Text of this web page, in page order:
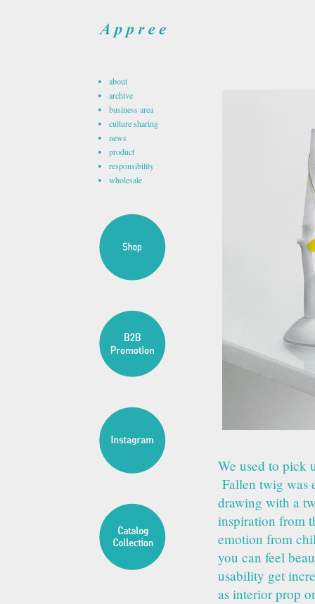
We used to pick
Fallen twig was
drawing with a
inspiration from
emotion from
you can feel
usability get
as interior prop
about
archive
business area
culture sharing
news
product
responsibility
wholesale